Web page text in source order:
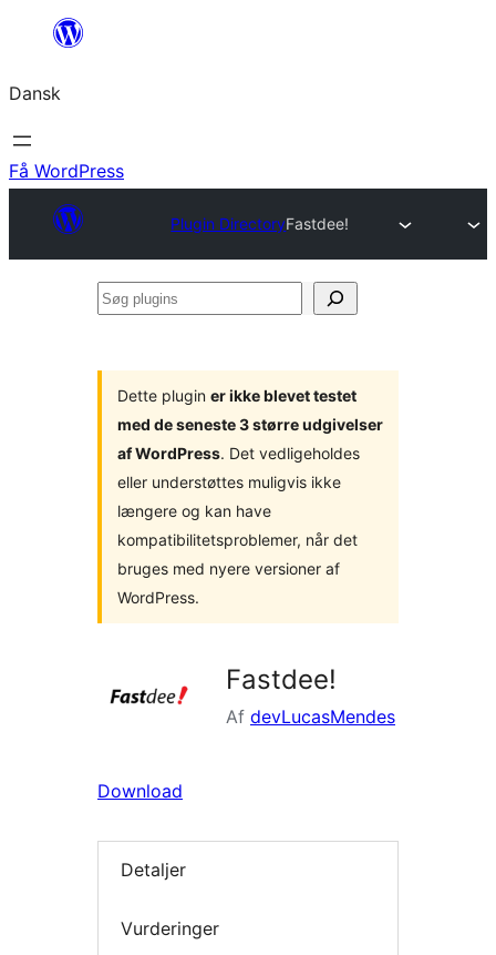
Spring
indhold
Dansk
Få WordPress
Plugin DirectoryFastdee!
Søg
Dette plugin er ikke blevet testet
med de seneste 3 større udgivelser
af WordPress. Det vedligeholdes
eller understøttes muligvis ikke
længere og kan have
kompatibilitetsproblemer, når det
bruges med nyere versioner af
WordPress.
Fastdee!
Af devLucasMendes
Download
Detaljer
Vurderinger